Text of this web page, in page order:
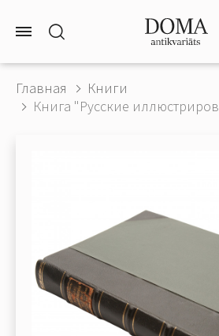
Главная
Книги
Книга "Русские